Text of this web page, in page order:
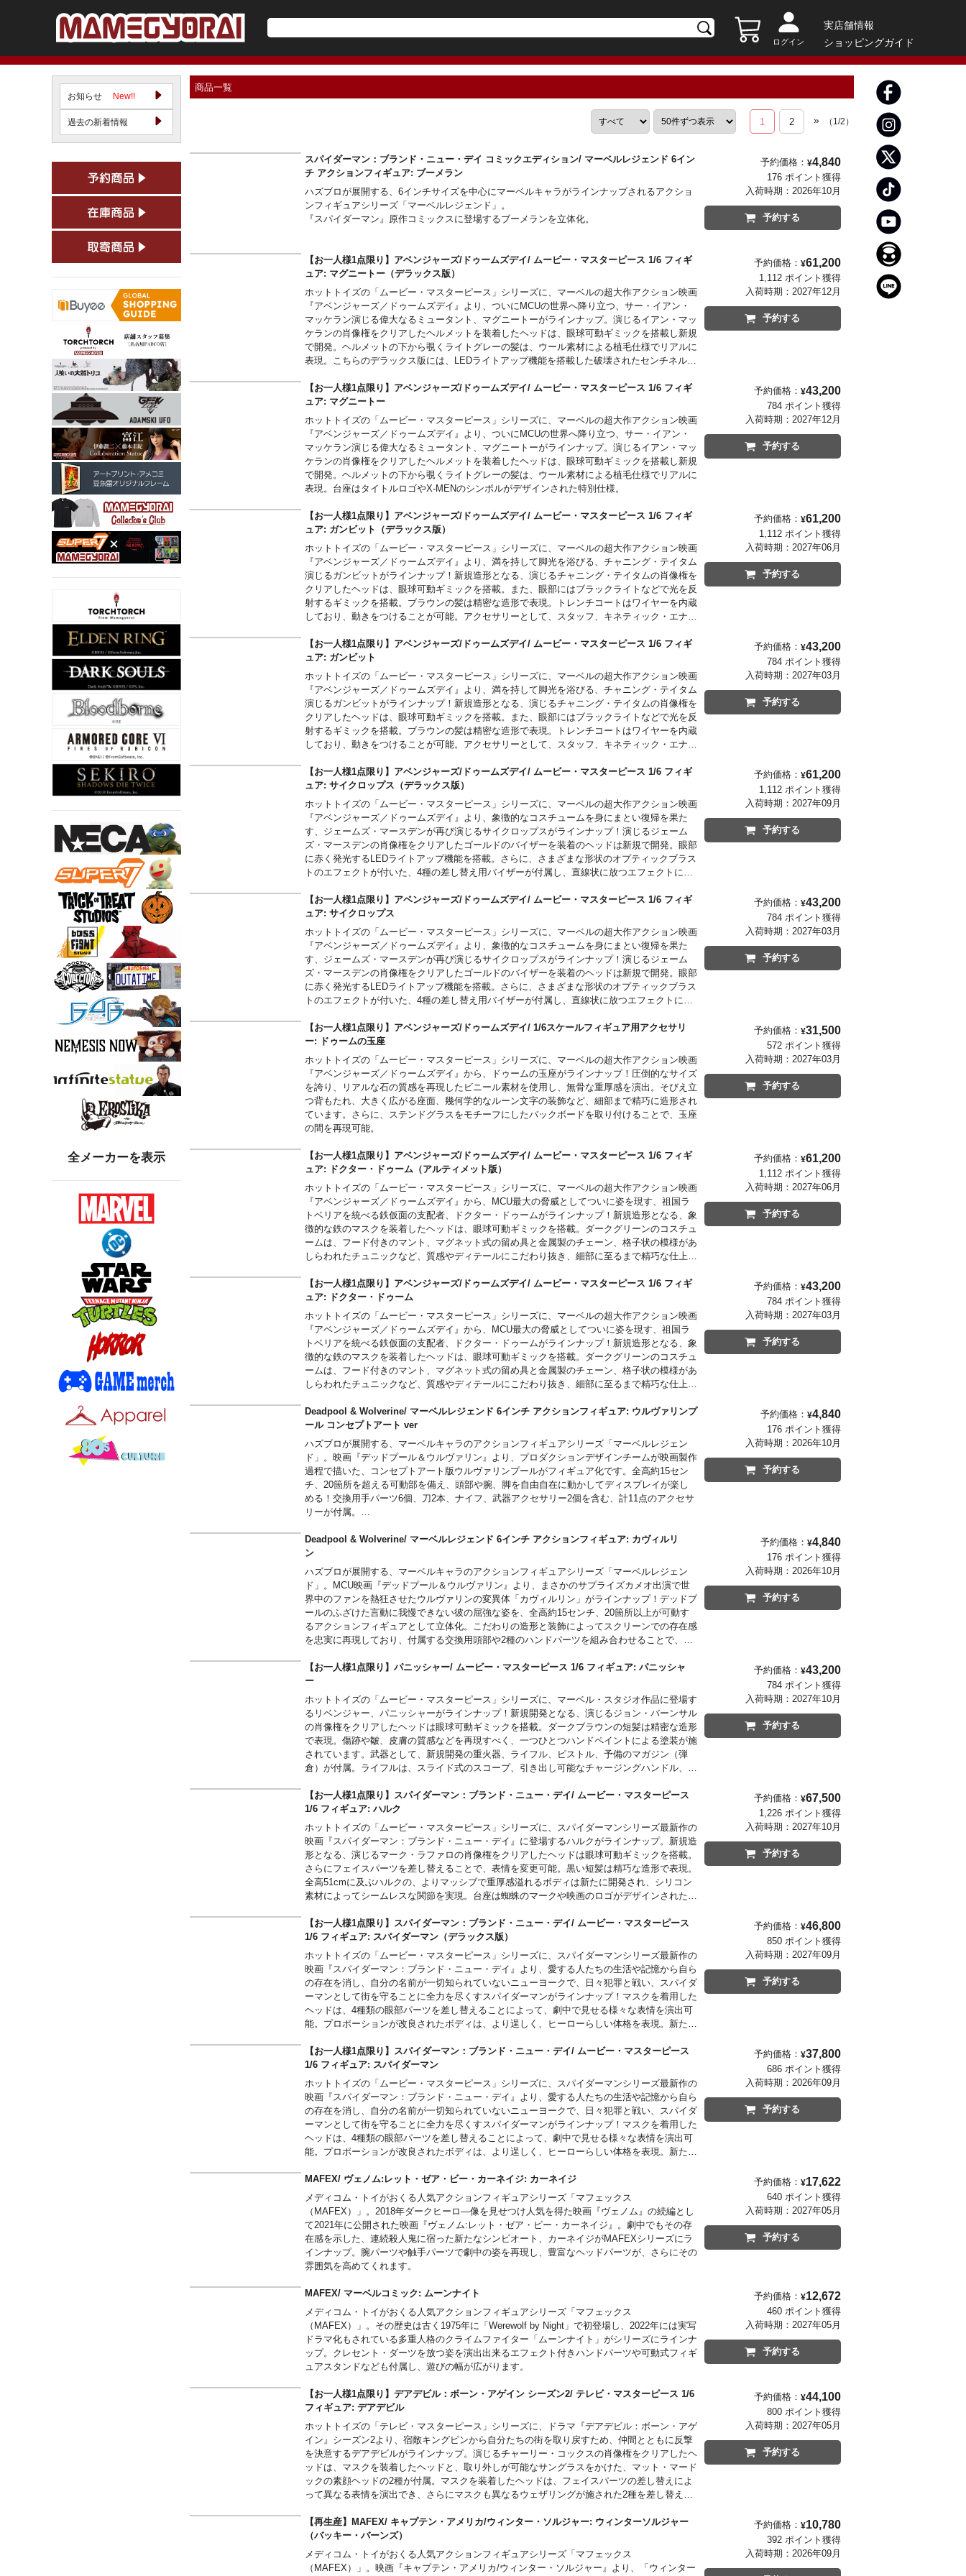
ログイン
実店舗情報
ショッピングガイド
お知らせ New!!
過去の新着情報
全メーカーを表示
商品一覧
1 2 » （ 1/2 ）
スパイダーマン：ブランド・ニュー・デイ コミックエディション/ マーベルレジェンド 6イン
チ アクションフィギュア: ブーメラン
ハズブロが展開する、6インチサイズを中心にマーベルキャラがラインナップされるアクショ
ンフィギュアシリーズ「マーベルレジェンド」。
『スパイダーマン』原作コミックスに登場するブーメランを立体化。
予約価格： ¥4,840
176 ポイント獲得
入荷時期： 2026年10月
予約する
【お一人様1点限り】アベンジャーズ/ドゥームズデイ/ ムービー・マスターピース 1/6 フィギ
ュア: マグニートー（デラックス版）
ホットトイズの「ムービー・マスターピース」シリーズに、マーベルの超大作アクション映画
『アベンジャーズ／ドゥームズデイ』より、ついにMCUの世界へ降り立つ、サー・イアン・
マッケラン演じる偉大なるミュータント、マグニートーがラインナップ。演じるイアン・マッ
ケランの肖像権をクリアしたヘルメットを装着したヘッドは、眼球可動ギミックを搭載し新規
で開発。ヘルメットの下から覗くライトグレーの髪は、ウール素材による植毛仕様でリアルに
表現。こちらのデラックス版には、LEDライトアップ機能を搭載した破壊されたセンチネルを
予約価格： ¥61,200
1,112 ポイント獲得
入荷時期： 2027年12月
予約する
【お一人様1点限り】アベンジャーズ/ドゥームズデイ/ ムービー・マスターピース 1/6 フィギ
ュア: マグニートー
ホットトイズの「ムービー・マスターピース」シリーズに、マーベルの超大作アクション映画
『アベンジャーズ／ドゥームズデイ』より、ついにMCUの世界へ降り立つ、サー・イアン・
マッケラン演じる偉大なるミュータント、マグニートーがラインナップ。演じるイアン・マッ
ケランの肖像権をクリアしたヘルメットを装着したヘッドは、眼球可動ギミックを搭載し新規
で開発。ヘルメットの下から覗くライトグレーの髪は、ウール素材による植毛仕様でリアルに
表現。台座はタイトルロゴやX-MENのシンボルがデザインされた特別仕様。
予約価格： ¥43,200
784 ポイント獲得
入荷時期： 2027年12月
予約する
【お一人様1点限り】アベンジャーズ/ドゥームズデイ/ ムービー・マスターピース 1/6 フィギ
ュア: ガンビット（デラックス版）
ホットトイズの「ムービー・マスターピース」シリーズに、マーベルの超大作アクション映画
『アベンジャーズ／ドゥームズデイ』より、満を持して脚光を浴びる、チャニング・テイタム
演じるガンビットがラインナップ！新規造形となる、演じるチャニング・テイタムの肖像権を
クリアしたヘッドは、眼球可動ギミックを搭載。また、眼部にはブラックライトなどで光を反
射するギミックを搭載。ブラウンの髪は精密な造形で表現。トレンチコートはワイヤーを内蔵
しており、動きをつけることが可能。アクセサリーとして、スタッフ、キネティック・エナジ
ェクトパーツや5枚のトランプが付属。併せて、実物大のトランプ5枚が付属するのもファン
にはたまりません！こちらのデラックス版には、LEDライトアップ機能を搭載した、破壊され
たセンチネルをモチーフにしたジオラマ台座が付属！
予約価格： ¥61,200
1,112 ポイント獲得
入荷時期： 2027年06月
予約する
【お一人様1点限り】アベンジャーズ/ドゥームズデイ/ ムービー・マスターピース 1/6 フィギ
ュア: ガンビット
ホットトイズの「ムービー・マスターピース」シリーズに、マーベルの超大作アクション映画
『アベンジャーズ／ドゥームズデイ』より、満を持して脚光を浴びる、チャニング・テイタム
演じるガンビットがラインナップ！新規造形となる、演じるチャニング・テイタムの肖像権を
クリアしたヘッドは、眼球可動ギミックを搭載。また、眼部にはブラックライトなどで光を反
射するギミックを搭載。ブラウンの髪は精密な造形で表現。トレンチコートはワイヤーを内蔵
しており、動きをつけることが可能。アクセサリーとして、スタッフ、キネティック・エナジ
ェクトパーツや5枚のトランプが付属。併せて、実物大のトランプ5枚が付属するのもファン
にはたまりません！台座はタイトルロゴやX-MENのシンボルがデザインされた特別仕様。
予約価格： ¥43,200
784 ポイント獲得
入荷時期： 2027年03月
予約する
【お一人様1点限り】アベンジャーズ/ドゥームズデイ/ ムービー・マスターピース 1/6 フィギ
ュア: サイクロップス（デラックス版）
ホットトイズの「ムービー・マスターピース」シリーズに、マーベルの超大作アクション映画
『アベンジャーズ／ドゥームズデイ』より、象徴的なコスチュームを身にまとい復帰を果た
す、ジェームズ・マースデンが再び演じるサイクロップスがラインナップ！演じるジェーム
ズ・マースデンの肖像権をクリアしたゴールドのバイザーを装着のヘッドは新規で開発。眼部
に赤く発光するLEDライトアップ機能を搭載。さらに、さまざまな形状のオプティックブラス
トのエフェクトが付いた、4種の差し替え用バイザーが付属し、直線状に放つエフェクトに
現され、ボディは新規で開発した素体を採用。ネイビーブルーとイエローのコスチュームは、
細部に至るまで精巧な仕上がりかつ、ウェザリング塗装が施され、戦闘での傷や汚れをリアル
に表現。こちらのデラックス版には、LEDライトアップ機能を搭載した、破壊されたセンチネ
ルをモチーフにしたジオラマ台座が付属！さらに、コミックからインスパイアされたレザー風
のジャケットも付属。
予約価格： ¥61,200
1,112 ポイント獲得
入荷時期： 2027年09月
予約する
【お一人様1点限り】アベンジャーズ/ドゥームズデイ/ ムービー・マスターピース 1/6 フィギ
ュア: サイクロップス
ホットトイズの「ムービー・マスターピース」シリーズに、マーベルの超大作アクション映画
『アベンジャーズ／ドゥームズデイ』より、象徴的なコスチュームを身にまとい復帰を果た
す、ジェームズ・マースデンが再び演じるサイクロップスがラインナップ！演じるジェーム
ズ・マースデンの肖像権をクリアしたゴールドのバイザーを装着のヘッドは新規で開発。眼部
に赤く発光するLEDライトアップ機能を搭載。さらに、さまざまな形状のオプティックブラス
トのエフェクトが付いた、4種の差し替え用バイザーが付属し、直線状に放つエフェクトに
現され、ボディは新規で開発した素体を採用。ネイビーブルーとイエローのコスチュームは、
細部に至るまで精巧な仕上がりかつ、ウェザリング塗装が施され、戦闘での傷や汚れをリアル
に表現。台座はタイトルロゴやX-MENのシンボルがデザインされた特別仕様。
予約価格： ¥43,200
784 ポイント獲得
入荷時期： 2027年03月
予約する
【お一人様1点限り】アベンジャーズ/ドゥームズデイ/ 1/6スケールフィギュア用アクセサリ
ー: ドゥームの玉座
ホットトイズの「ムービー・マスターピース」シリーズに、マーベルの超大作アクション映画
『アベンジャーズ／ドゥームズデイ』から、ドゥームの玉座がラインナップ！圧倒的なサイズ
を誇り、リアルな石の質感を再現したビニール素材を使用し、無骨な重厚感を演出。そびえ立
つ背もたれ、大きく広がる座面、幾何学的なルーン文字の装飾など、細部まで精巧に造形され
ています。さらに、ステンドグラスをモチーフにしたバックボードを取り付けることで、玉座
の間を再現可能。
予約価格： ¥31,500
572 ポイント獲得
入荷時期： 2027年03月
予約する
【お一人様1点限り】アベンジャーズ/ドゥームズデイ/ ムービー・マスターピース 1/6 フィギ
ュア: ドクター・ドゥーム（アルティメット版）
ホットトイズの「ムービー・マスターピース」シリーズに、マーベルの超大作アクション映画
『アベンジャーズ／ドゥームズデイ』から、MCU最大の脅威としてついに姿を現す、祖国ラ
トベリアを統べる鉄仮面の支配者、ドクター・ドゥームがラインナップ！新規造形となる、象
徴的な鉄のマスクを装着したヘッドは、眼球可動ギミックを搭載。ダークグリーンのコスチュ
ームは、フード付きのマント、マグネット式の留め具と金属製のチェーン、格子状の模様があ
しらわれたチュニックなど、質感やディテールにこだわり抜き、細部に至るまで精巧な仕上が
て、コンセプトアートからインスパイアされた魔術書、グリーンの炎のエフェクトパーツが付
属。こちらのアルティメット版には、イエローとグリーンに発光するLEDライトアップ機能を
搭載した、センチネルの手をモチーフにしたジオラマ台座が付属！さらに後日公開予定のシー
クレット・アクセサリーも付属予定！
予約価格： ¥61,200
1,112 ポイント獲得
入荷時期： 2027年06月
予約する
【お一人様1点限り】アベンジャーズ/ドゥームズデイ/ ムービー・マスターピース 1/6 フィギ
ュア: ドクター・ドゥーム
ホットトイズの「ムービー・マスターピース」シリーズに、マーベルの超大作アクション映画
『アベンジャーズ／ドゥームズデイ』から、MCU最大の脅威としてついに姿を現す、祖国ラ
トベリアを統べる鉄仮面の支配者、ドクター・ドゥームがラインナップ！新規造形となる、象
徴的な鉄のマスクを装着したヘッドは、眼球可動ギミックを搭載。ダークグリーンのコスチュ
ームは、フード付きのマント、マグネット式の留め具と金属製のチェーン、格子状の模様があ
しらわれたチュニックなど、質感やディテールにこだわり抜き、細部に至るまで精巧な仕上が
て、コンセプトアートからインスパイアされた魔術書、グリーンの炎のエフェクトパーツが付
属。台座はタイトルロゴがデザインされた特別仕様。
予約価格： ¥43,200
784 ポイント獲得
入荷時期： 2027年03月
予約する
Deadpool & Wolverine/ マーベルレジェンド 6インチ アクションフィギュア: ウルヴァリンプ
ール コンセプトアート ver
ハズブロが展開する、マーベルキャラのアクションフィギュアシリーズ「マーベルレジェン
ド」。映画『デッドプール＆ウルヴァリン』より、プロダクションデザインチームが映画製作
過程で描いた、コンセプトアート版ウルヴァリンプールがフィギュア化です。全高約15セン
チ、20箇所を超える可動部を備え、頭部や腕、脚を自由自在に動かしてディスプレイが楽し
める！交換用手パーツ6個、刀2本、ナイフ、武器アクセサリー2個を含む、計11点のアクセサ
リーが付属。
予約価格： ¥4,840
176 ポイント獲得
入荷時期： 2026年10月
予約する
Deadpool & Wolverine/ マーベルレジェンド 6インチ アクションフィギュア: カヴィルリ
ン
ハズブロが展開する、マーベルキャラのアクションフィギュアシリーズ「マーベルレジェン
ド」。MCU映画『デッドプール＆ウルヴァリン』より、まさかのサプライズカメオ出演で世
界中のファンを熱狂させたウルヴァリンの変異体「カヴィルリン」がラインナップ！デッドプ
ールのふざけた言動に我慢できない彼の屈強な姿を、全高約15センチ、20箇所以上が可動す
るアクションフィギュアとして立体化。こだわりの造形と装飾によってスクリーンでの存在感
を忠実に再現しており、付属する交換用頭部や2種のハンドパーツを組み合わせることで、劇
予約価格： ¥4,840
176 ポイント獲得
入荷時期： 2026年10月
予約する
【お一人様1点限り】パニッシャー/ ムービー・マスターピース 1/6 フィギュア: パニッシャ
ー
ホットトイズの「ムービー・マスターピース」シリーズに、マーベル・スタジオ作品に登場す
るリベンジャー、パニッシャーがラインナップ！新規開発となる、演じるジョン・バーンサル
の肖像権をクリアしたヘッドは眼球可動ギミックを搭載。ダークブラウンの短髪は精密な造形
で表現。傷跡や皺、皮膚の質感などを再現すべく、一つひとつハンドペイントによる塗装が施
されています。武器として、新規開発の重火器、ライフル、ピストル、予備のマガジン（弾
倉）が付属。ライフルは、スライド式のスコープ、引き出し可能なチャージングハンドル、伸
ンを備えています。また、ピストルは右太腿のホルスターに収めることが可能。アクセサリー
として、腕時計が付属。台座はスカルマークがデザインされた特別仕様。
予約価格： ¥43,200
784 ポイント獲得
入荷時期： 2027年10月
予約する
【お一人様1点限り】スパイダーマン：ブランド・ニュー・デイ/ ムービー・マスターピース
1/6 フィギュア: ハルク
ホットトイズの「ムービー・マスターピース」シリーズに、スパイダーマンシリーズ最新作の
映画『スパイダーマン：ブランド・ニュー・デイ』に登場するハルクがラインナップ。新規造
形となる、演じるマーク・ラファロの肖像権をクリアしたヘッドは眼球可動ギミックを搭載。
さらにフェイスパーツを差し替えることで、表情を変更可能。黒い短髪は精巧な造形で表現。
全高51cmに及ぶハルクの、よりマッシブで重厚感溢れるボディは新たに開発され、シリコン
素材によってシームレスな関節を実現。台座は蜘蛛のマークや映画のロゴがデザインされた特
予約価格： ¥67,500
1,226 ポイント獲得
入荷時期： 2027年10月
予約する
【お一人様1点限り】スパイダーマン：ブランド・ニュー・デイ/ ムービー・マスターピース
1/6 フィギュア: スパイダーマン（デラックス版）
ホットトイズの「ムービー・マスターピース」シリーズに、スパイダーマンシリーズ最新作の
映画『スパイダーマン：ブランド・ニュー・デイ』より、愛する人たちの生活や記憶から自ら
の存在を消し、自分の名前が一切知られていないニューヨークで、日々犯罪と戦い、スパイダ
ーマンとして街を守ることに全力を尽くすスパイダーマンがラインナップ！マスクを着用した
ヘッドは、4種類の眼部パーツを差し替えることによって、劇中で見せる様々な表情を演出可
能。プロポーションが改良されたボディは、より逞しく、ヒーローらしい体格を表現。新たな
して、ニューヨーク市の鍵、スマートフォンが付属。さらに、こちらのデラックス版には、着
用可能なニット帽と中綿入りのベスト、ジオラマ台座が付属！戦闘シーンをイメージしたジオ
ラマ台座は、ワイヤーを内蔵したスコーピオンの尻尾や、ブーメランの武器であるブーメラン
など、細部まで精巧に造形。自由にフィギュアの保持位置を変更できるフレキシブル・ピラー
を採用しているので、スパイダーマンならではの躍動感溢れるアクションを再現することが可
能。
予約価格： ¥46,800
850 ポイント獲得
入荷時期： 2027年09月
予約する
【お一人様1点限り】スパイダーマン：ブランド・ニュー・デイ/ ムービー・マスターピース
1/6 フィギュア: スパイダーマン
ホットトイズの「ムービー・マスターピース」シリーズに、スパイダーマンシリーズ最新作の
映画『スパイダーマン：ブランド・ニュー・デイ』より、愛する人たちの生活や記憶から自ら
の存在を消し、自分の名前が一切知られていないニューヨークで、日々犯罪と戦い、スパイダ
ーマンとして街を守ることに全力を尽くすスパイダーマンがラインナップ！マスクを着用した
ヘッドは、4種類の眼部パーツを差し替えることによって、劇中で見せる様々な表情を演出可
能。プロポーションが改良されたボディは、より逞しく、ヒーローらしい体格を表現。新たな
して、ニューヨーク市の鍵、スマートフォンが付属。台座は蜘蛛のマークや映画のロゴがデザ
インされた特別仕様。自由にフィギュアの保持位置を変更できるフレキシブル・ピラーを採用
しているので、ウェブ・スイングする姿など、スパイダーマンならではのアクションシーンを
再現可能。
予約価格： ¥37,800
686 ポイント獲得
入荷時期： 2026年09月
予約する
MAFEX/ ヴェノム:レット・ゼア・ビー・カーネイジ: カーネイジ
メディコム・トイがおくる人気アクションフィギュアシリーズ「マフェックス
（MAFEX）」。2018年ダークヒーロ―像を見せつけ人気を得た映画『ヴェノム』の続編とし
て2021年に公開された映画『ヴェノム:レット・ゼア・ビー・カーネイジ』。劇中でもその存
在感を示した、連続殺人鬼に宿った新たなシンビオート、カーネイジがMAFEXシリーズにラ
インナップ。腕パーツや触手パーツで劇中の姿を再現し、豊富なヘッドパーツが、さらにその
雰囲気を高めてくれます。
予約価格： ¥17,622
640 ポイント獲得
入荷時期： 2027年05月
予約する
MAFEX/ マーベルコミック: ムーンナイト
メディコム・トイがおくる人気アクションフィギュアシリーズ「マフェックス
（MAFEX）」。その歴史は古く1975年に「Werewolf by Night」で初登場し、2022年には実写
ドラマ化もされている多重人格のクライムファイター「ムーンナイト」がシリーズにラインナ
ップ。クレセント・ダーツを放つ姿を演出出来るエフェクト付きハンドパーツや可動式フィギ
ュアスタンドなども付属し、遊びの幅が広がります。
予約価格： ¥12,672
460 ポイント獲得
入荷時期： 2027年05月
予約する
【お一人様1点限り】デアデビル：ボーン・アゲイン シーズン2/ テレビ・マスターピース 1/6
フィギュア: デアデビル
ホットトイズの「テレビ・マスターピース」シリーズに、ドラマ『デアデビル：ボーン・アゲ
イン』シーズン2より、宿敵キングピンから自分たちの街を取り戻すため、仲間とともに反撃
を決意するデアデビルがラインナップ。演じるチャーリー・コックスの肖像権をクリアしたヘ
ッドは、マスクを装着したヘッドと、取り外しが可能なサングラスをかけた、マット・マード
ックの素顔ヘッドの2種が付属。マスクを装着したヘッドは、フェイスパーツの差し替えによ
って異なる表情を演出でき、さらにマスクも異なるウェザリングが施された2種を差し替える
覗く姿を緻密なウェザリングで再現。黒一色となったビリークラブは、2本に分かれた状態
と、連結した状態の2種が付属。2本に分かれたものは、ワイヤーを取り付けてヌンチャクの
状態にすることができ、左太ももにあるホルスターに収めることが可能。ヘルズ・キッチンの
街路をイメージしたジオラマ風の台座はマグネット機能でフィギュアを固定できる特別仕様。
予約価格： ¥44,100
800 ポイント獲得
入荷時期： 2027年05月
予約する
【再生産】MAFEX/ キャプテン・アメリカ/ウィンター・ソルジャー: ウィンターソルジャー
（バッキー・バーンズ）
メディコム・トイがおくる人気アクションフィギュアシリーズ「マフェックス
（MAFEX）」。映画『キャプテン・アメリカ/ウィンター・ソルジャー』より、「ウィンター
予約価格： ¥10,780
392 ポイント獲得
入荷時期： 2026年09月